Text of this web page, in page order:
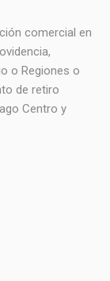
comercial en
o Regiones o
de retiro
Centro y